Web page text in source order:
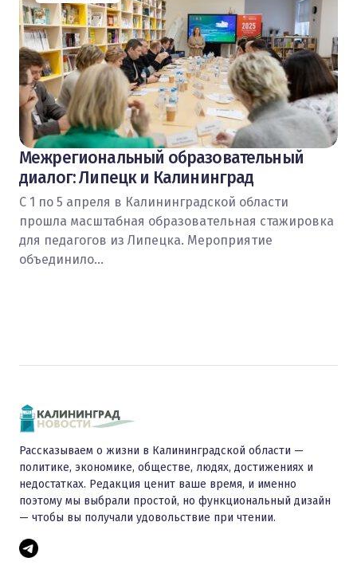
Межрегиональный образовательный
диалог: Липецк и Калининград
С 1 по 5 апреля в Калининградской области
прошла масштабная образовательная стажировка
для педагогов из Липецка. Мероприятие
объединило…
Рассказываем о жизни в Калининградской области —
политике, экономике, обществе, людях, достижениях и
недостатках. Редакция ценит ваше время, и именно
поэтому мы выбрали простой, но функциональный дизайн
— чтобы вы получали удовольствие при чтении.